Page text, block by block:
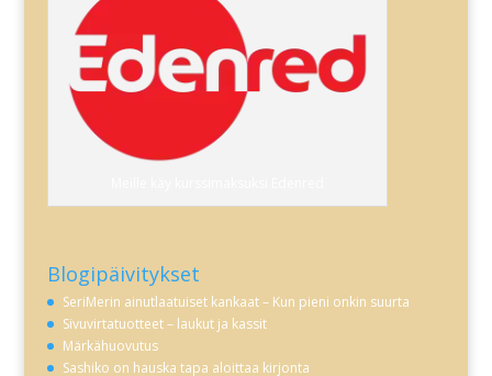
Blogipäivitykset
SeriMerin ainutlaatuiset kankaat – Kun pieni onkin suurta
Sivuvirtatuotteet – laukut ja kassit
Märkähuovutus
Sashiko on hauska tapa aloittaa kirjonta